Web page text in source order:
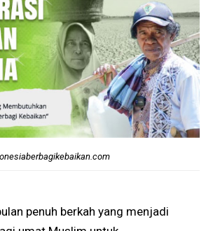
penuh berkah yang menjadi